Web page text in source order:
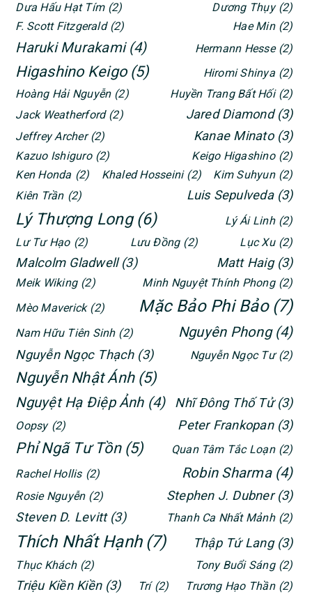
Dưa Hấu Hạt Tím (2) Dương Thụy (2)
F. Scott Fitzgerald (2) Hae Min (2)
Haruki Murakami (4) Hermann Hesse (2)
Higashino Keigo (5) Hiromi Shinya (2)
Hoàng Hải Nguyễn (2) Huyền Trang Bất Hối (2)
Jack Weatherford (2) Jared Diamond (3)
Jeffrey Archer (2) Kanae Minato (3)
Kazuo Ishiguro (2) Keigo Higashino (2)
Ken Honda (2) Khaled Hosseini (2) Kim Suhyun (2)
Kiên Trần (2) Luis Sepulveda (3)
Lý Thượng Long (6) Lý Ái Linh (2)
Lư Tư Hạo (2) Lưu Đồng (2) Lục Xu (2)
Malcolm Gladwell (3) Matt Haig (3)
Meik Wiking (2) Minh Nguyệt Thính Phong (2)
Mèo Maverick (2) Mặc Bảo Phi Bảo (7)
Nam Hữu Tiên Sinh (2) Nguyên Phong (4)
Nguyễn Ngọc Thạch (3) Nguyễn Ngọc Tư (2)
Nguyễn Nhật Ánh (5)
Nguyệt Hạ Điệp Ảnh (4) Nhĩ Đông Thố Tử (3)
Oopsy (2) Peter Frankopan (3)
Phỉ Ngã Tư Tồn (5) Quan Tâm Tắc Loạn (2)
Rachel Hollis (2) Robin Sharma (4)
Rosie Nguyễn (2) Stephen J. Dubner (3)
Steven D. Levitt (3) Thanh Ca Nhất Mảnh (2)
Thích Nhất Hạnh (7) Thập Tứ Lang (3)
Thục Khách (2) Tony Buổi Sáng (2)
Triệu Kiền Kiền (3) Trí (2) Trương Hạo Thần (2)